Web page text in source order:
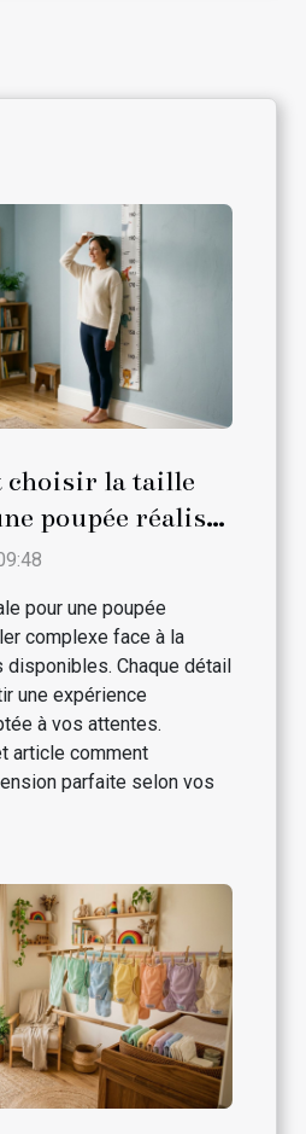
choisir la taille
poupée réaliste
?
pour une poupée
complexe face à la
Chaque détail
une expérience
à vos attentes.
article comment
parfaite selon vos